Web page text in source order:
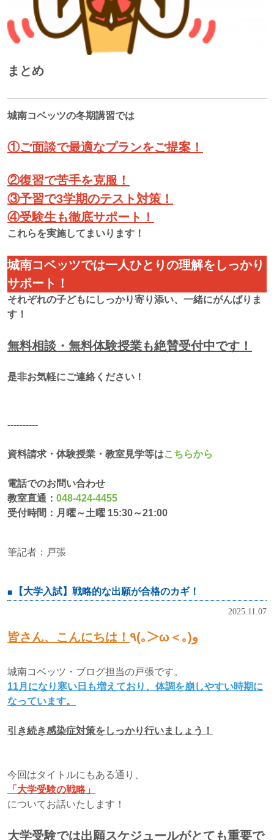
まとめ
城南コベッツの冬期講習では
①ご面談で最適なプランをご提案！
②復習で苦手を克服！
③予習で3学期のテスト対策！
④受験生も徹底サポート！
これらを実施してまいります！
城南コベッツでは一人ひとりの理解をしっかり
サポート！
それぞれの子どもにしっかり寄り添い、一緒にがんばりま
す！
無料相談・無料体験授業も絶賛受付中です！
是非お気軽にご連絡ください！
‐‐‐‐‐‐‐‐‐‐
資料請求・体験授業・教室見学等はこちらから
電話でのお問い合わせ
教室直通： 048-424-4455
受付時間：月曜～土曜 15:30～21:00
筆記者：戸張
【大学入試】戦略的な出願が合格のカギ！
2025.11.07
皆さん、こんにちは！ ٩(｡＞ω＜｡)و
城南コベッツ・ブログ担当の戸張です。
11月になり寒い日も増えており、体調を崩しやすい時期に
なっています。
引き続き感染症対策をしっかり行いましょう！
今回はタイトルにもある通り、
「大学受験の戦略」
についてお話いたします！
大学受験では出願スケジュールがとても重要で